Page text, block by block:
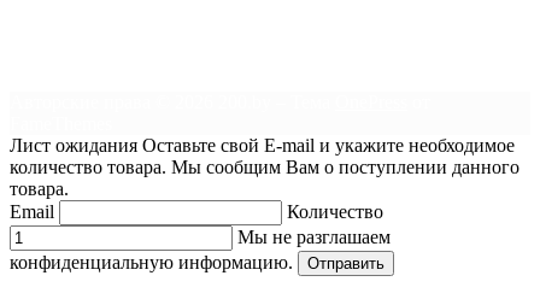
Лист ожидания Оставьте свой E-mail и укажите необходимое
количество товара. Мы сообщим Вам о поступлении данного
товара.
Email
Количество
Мы не разглашаем
конфиденциальную информацию.
Отправить